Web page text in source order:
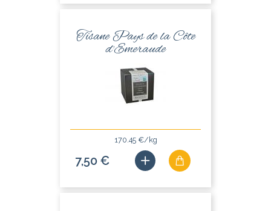
Tisane Pays de la Côte
d'Emeraude
170.45 €/kg
7,50 €